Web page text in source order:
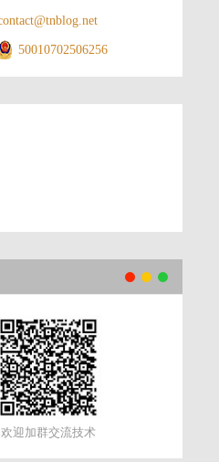
50010702506256
欢迎加群交流技术